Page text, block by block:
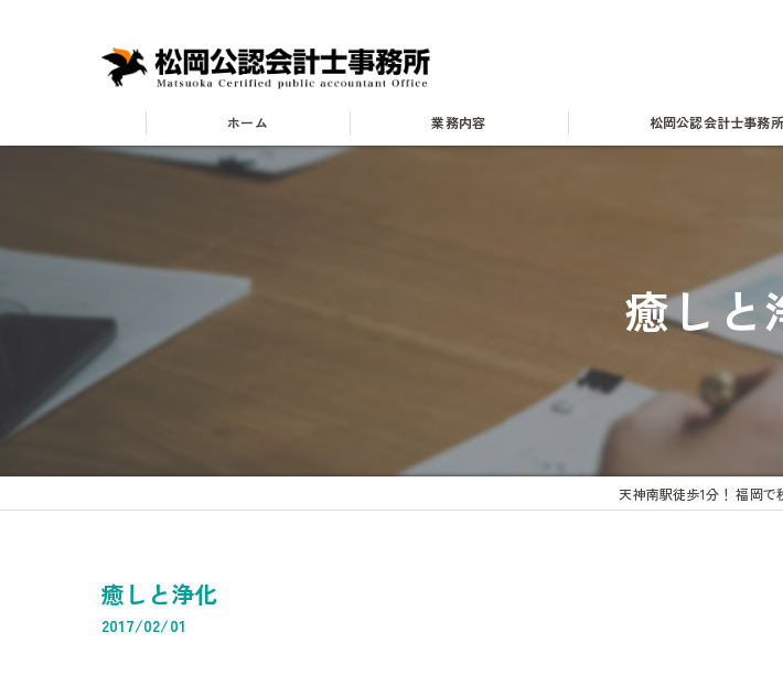
ホーム 業務内容 松岡公認会計士事務
経営理念
採用情報
社内座談会レポート
よくあるご質問
癒しと
天神南駅徒歩1分！ 福岡
癒しと浄化
2017/02/01